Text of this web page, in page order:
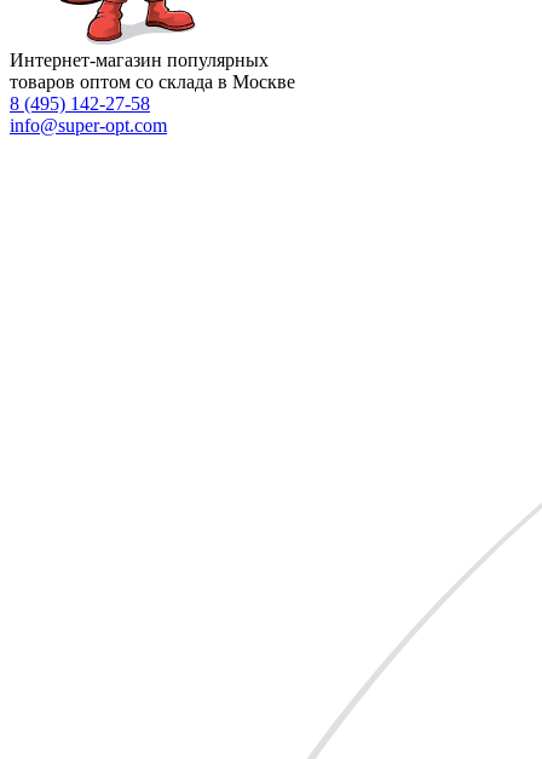
Интернет-магазин популярных
товаров оптом со склада в Москве
8 (495) 142-27-58
info@super-opt.com